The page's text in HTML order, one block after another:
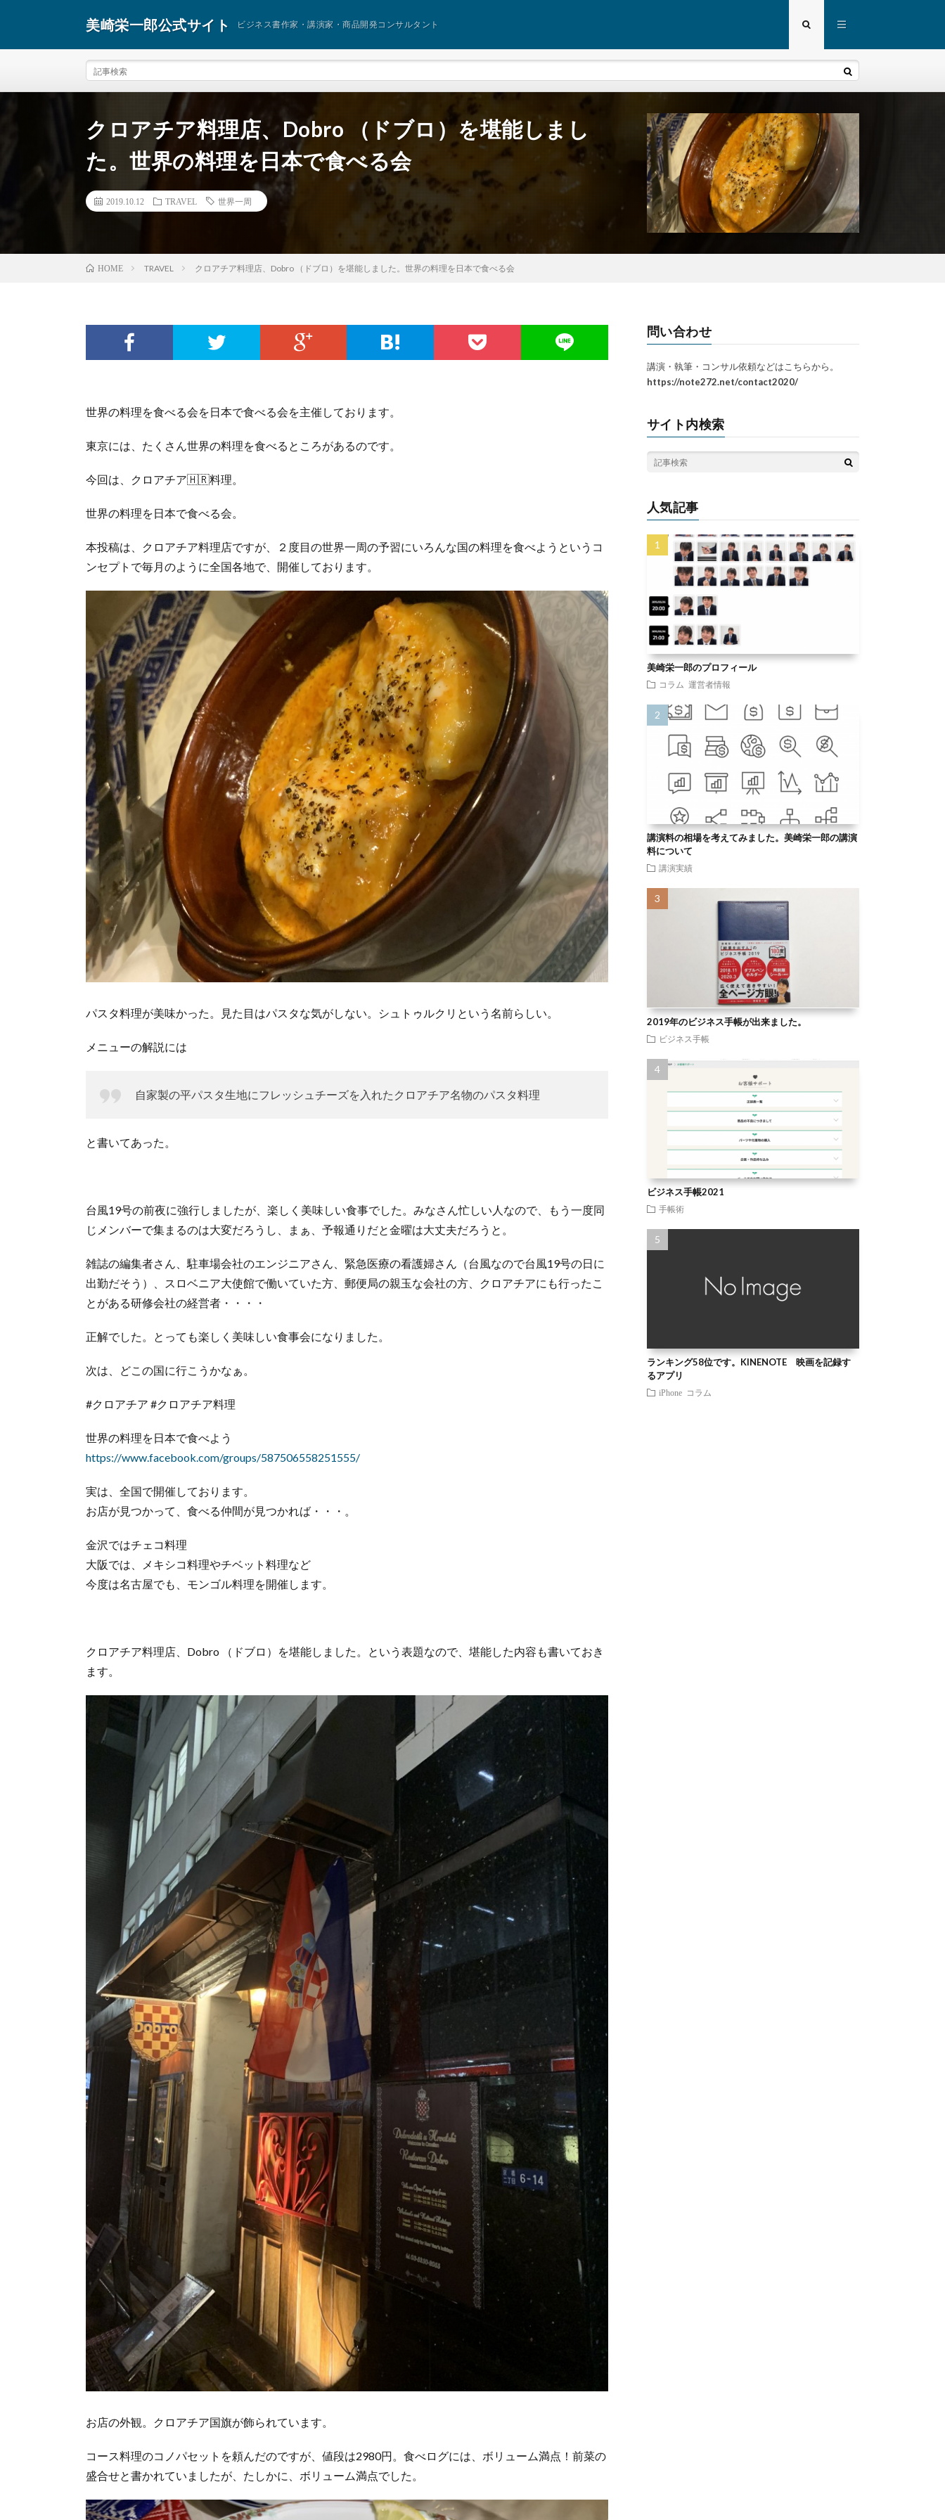
美崎栄一郎公式サイト ビジネス書作家・講演家・商品開発コンサルタント
クロアチア料理店、Dobro （ドブロ）を堪能しまし
た。世界の料理を日本で食べる会
2019.10.12 TRAVEL 世界一周
HOME TRAVEL クロアチア料理店、Dobro （ドブロ）を堪能しました。世界の料理を日本で食べる会
世界の料理を食べる会を日本で食べる会を主催しております。
東京には、たくさん世界の料理を食べるところがあるのです。
今回は、クロアチア🇭🇷料理。
世界の料理を日本で食べる会。
本投稿は、クロアチア料理店ですが、２度目の世界一周の予習にいろんな国の料理を食べようというコ
ンセプトで毎月のように全国各地で、開催しております。
パスタ料理が美味かった。見た目はパスタな気がしない。シュトゥルクリという名前らしい。
メニューの解説には
自家製の平パスタ生地にフレッシュチーズを入れたクロアチア名物のパスタ料理
と書いてあった。
台風19号の前夜に強行しましたが、楽しく美味しい食事でした。みなさん忙しい人なので、もう一度同
じメンバーで集まるのは大変だろうし、まぁ、予報通りだと金曜は大丈夫だろうと。
雑誌の編集者さん、駐車場会社のエンジニアさん、緊急医療の看護婦さん（台風なので台風19号の日に
出勤だそう）、スロベニア大使館で働いていた方、郵便局の親玉な会社の方、クロアチアにも行ったこ
とがある研修会社の経営者・・・・
正解でした。とっても楽しく美味しい食事会になりました。
次は、どこの国に行こうかなぁ。
#クロアチア #クロアチア料理
世界の料理を日本で食べよう
https://www.facebook.com/groups/587506558251555/
実は、全国で開催しております。
お店が見つかって、食べる仲間が見つかれば・・・。
金沢ではチェコ料理
大阪では、メキシコ料理やチベット料理など
今度は名古屋でも、モンゴル料理を開催します。
クロアチア料理店、Dobro （ドブロ）を堪能しました。という表題なので、堪能した内容も書いておき
ます。
お店の外観。クロアチア国旗が飾られています。
コース料理のコノパセットを頼んだのですが、値段は2980円。食べログには、ボリューム満点！前菜の
盛合せと書かれていましたが、たしかに、ボリューム満点でした。
問い合わせ
講演・執筆・コンサル依頼などはこちらから。
https://note272.net/contact2020/
サイト内検索
人気記事
美崎栄一郎のプロフィール
コラム 運営者情報
講演料の相場を考えてみました。美崎栄一郎の講演
料について
講演実績
2019年のビジネス手帳が出来ました。
ビジネス手帳
ビジネス手帳2021
手帳術
ランキング58位です。KINENOTE 映画を記録す
るアプリ
iPhone コラム